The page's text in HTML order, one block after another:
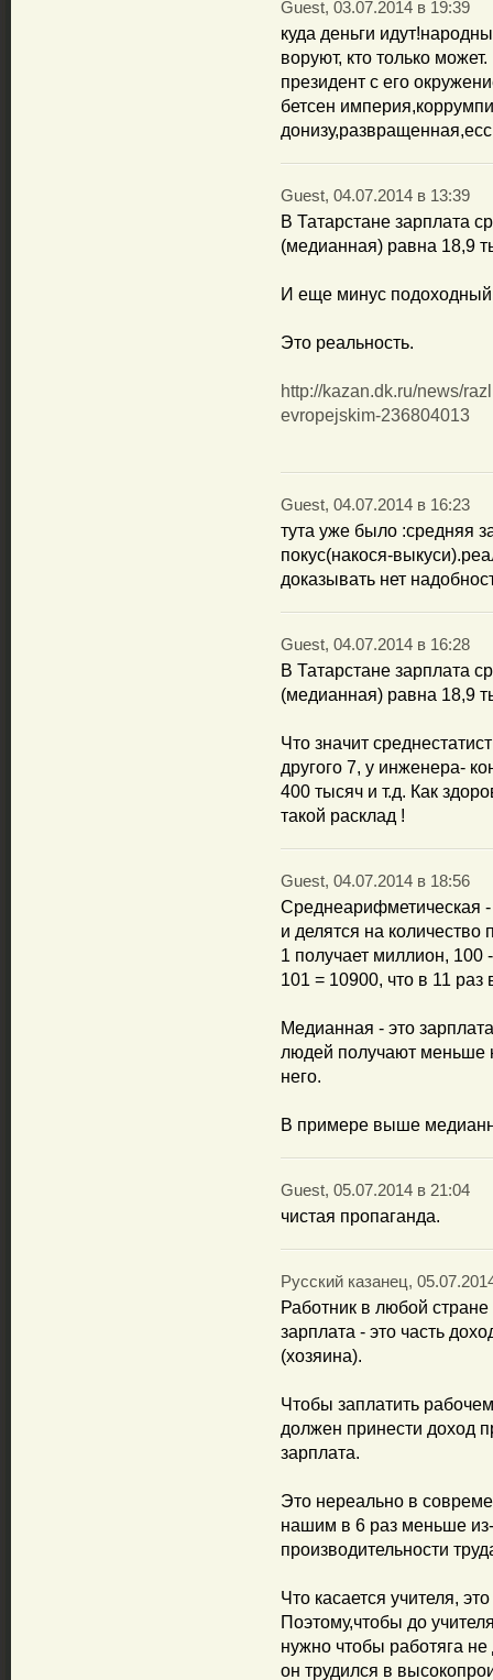
Guest, 03.07.2014 в 19:39
куда деньги
воруют, кто только
президент с его
бетсен
Guest, 04.07.2014 в 13:39
B Татарстане зарплата
(медианная) равна 18,9
И еще минус
Это реальность.
http://kazan.dk.ru/news/
evropejskim-236804013
Guest, 04.07.2014 в 16:23
тута уже было :средняя
покус(накося-
доказывать нет
Guest, 04.07.2014 в 16:28
B Татарстане зарплата
(медианная) равна 18,9
Что значит
другого 7, у инженера-
400 тысяч и т.д. Как
такой расклад !
Guest, 04.07.2014 в 18:56
Среднеарифметическая -
и делятся на
1 получает миллион, 100
101 = 10900, что в 11
Медианная - это
людей получают меньше
него.
В примере выше
Guest, 05.07.2014 в 21:04
чистая пропаганда.
Русский казанец,
Работник в любой стране
зарплата - это часть
(хозяина).
Чтобы заплатить
должен принести доход
зарплата.
Это нереально в
нашим в 6 раз меньше
производительности
Что касается учителя,
Поэтому,чтобы до
нужно чтобы работяга
он трудился в